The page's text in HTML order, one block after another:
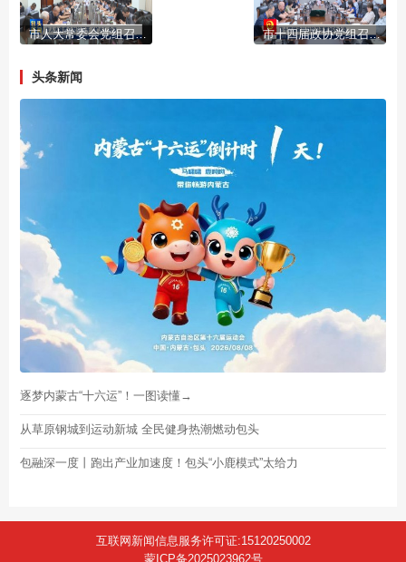
市人大常委会党组召开(扩大)会议 市十四届政协党组召开第95次会议
头条新闻
逐梦内蒙古“十六运”！一图读懂→
从草原钢城到运动新城 全民健身热潮燃动包头
包融深一度丨跑出产业加速度！包头“小鹿模式”太给力
互联网新闻信息服务许可证:15120250002
蒙ICP备2025023962号